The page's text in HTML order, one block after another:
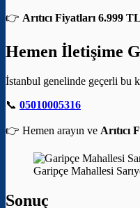
👉 Arıtıcı Fiyatları 6.999 TL
Hemen İletişime
İstanbul genelinde geçerli bu
📞 05010005316
👉 Hemen arayın ve Arıtıcı
Garipçe Mahallesi
Sonuç